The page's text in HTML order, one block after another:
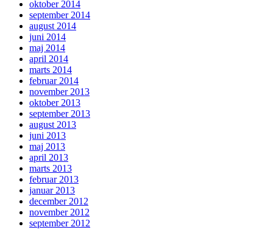
oktober 2014
september 2014
august 2014
juni 2014
maj 2014
april 2014
marts 2014
februar 2014
november 2013
oktober 2013
september 2013
august 2013
juni 2013
maj 2013
april 2013
marts 2013
februar 2013
januar 2013
december 2012
november 2012
september 2012